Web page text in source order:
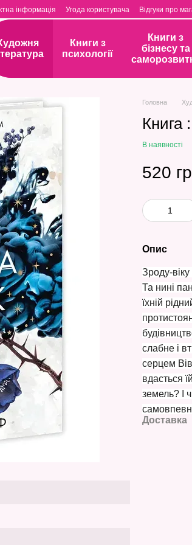
інформація Угода користувача Відгуки про
Книги з
психології
Книги з
бізнесу та
Головна
Книга
В наявності
520
Опис
Зроду-
Та нині
їхній
слабне і
серцем
вдасться
земель? І
Доставка